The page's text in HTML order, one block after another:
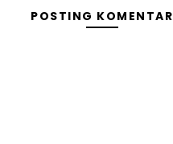
POSTING KOMENTAR